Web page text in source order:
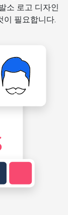
소 로고 디자인
이 필요합니다.